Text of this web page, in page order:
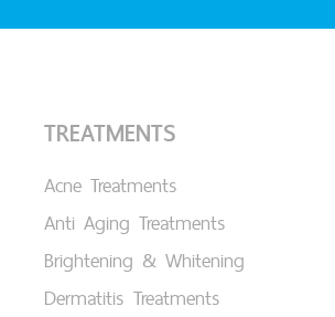
TREATMENTS
Acne Treatments
Anti Aging Treatments
Brightening & Whitening
Dermatitis Treatments